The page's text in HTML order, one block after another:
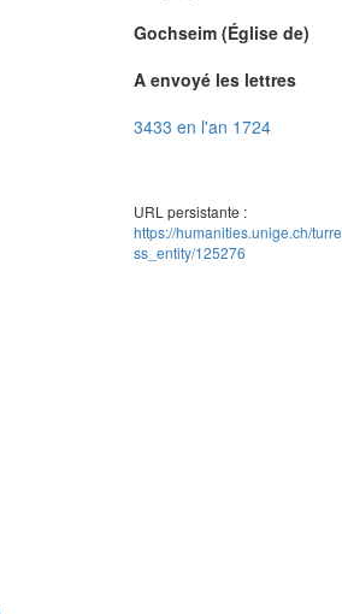
Gochseim (Église de)
A envoyé les lettres
3433 en l'an 1724
URL persistante :
https://humanities.unige.ch/
ss_entity/125276